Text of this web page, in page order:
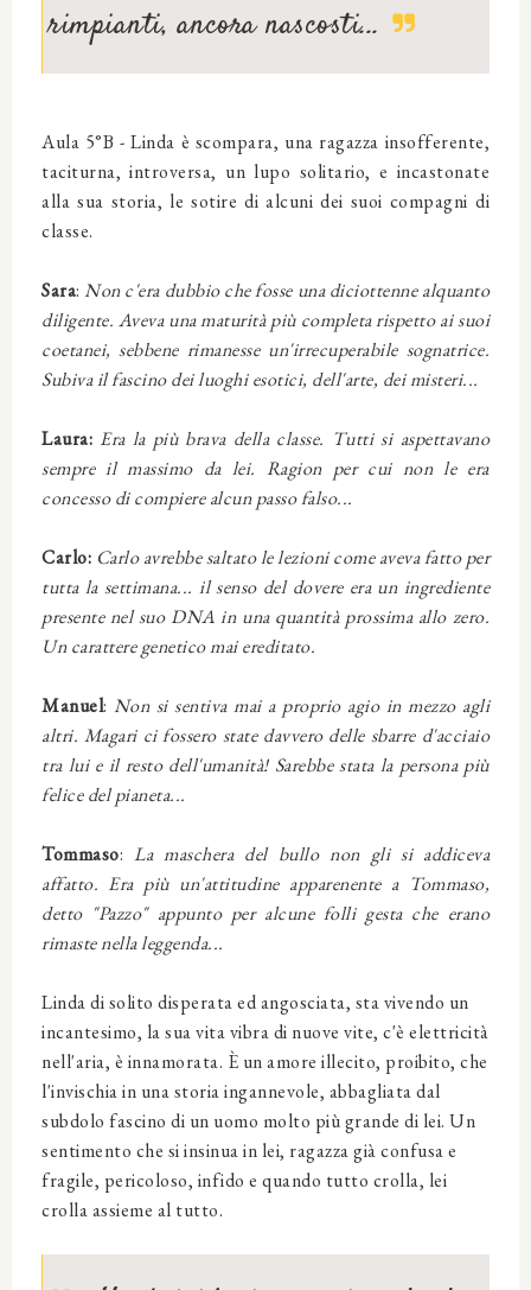
rimpianti, ancora nascosti...
Aula 5°B - Linda è scompara, una ragazza insofferente,
taciturna, introversa, un lupo solitario, e incastonate
alla sua storia, le sotire di alcuni dei suoi compagni di
classe.
Sara: Non c'era dubbio che fosse una diciottenne alquanto
diligente. Aveva una maturità più completa rispetto ai suoi
coetanei, sebbene rimanesse un'irrecuperabile sognatrice.
Subiva il fascino dei luoghi esotici, dell'arte, dei misteri...
Laura: Era la più brava della classe. Tutti si aspettavano
sempre il massimo da lei. Ragion per cui non le era
concesso di compiere alcun passo falso...
Carlo: Carlo avrebbe saltato le lezioni come aveva fatto per
tutta la settimana... il senso del dovere era un ingrediente
presente nel suo DNA in una quantità prossima allo zero.
Un carattere genetico mai ereditato.
Manuel: Non si sentiva mai a proprio agio in mezzo agli
altri. Magari ci fossero state davvero delle sbarre d'acciaio
tra lui e il resto dell'umanità! Sarebbe stata la persona più
felice del pianeta...
Tommaso: La maschera del bullo non gli si addiceva
affatto. Era più un'attitudine apparenente a Tommaso,
detto "Pazzo" appunto per alcune folli gesta che erano
rimaste nella leggenda...
Linda di solito disperata ed angosciata, sta vivendo un
incantesimo, la sua vita vibra di nuove vite, c'è elettricità
nell'aria, è innamorata. È un amore illecito, proibito, che
l'invischia in una storia ingannevole, abbagliata dal
subdolo fascino di un uomo molto più grande di lei. Un
sentimento che si insinua in lei, ragazza già confusa e
fragile, pericoloso, infido e quando tutto crolla, lei
crolla assieme al tutto.